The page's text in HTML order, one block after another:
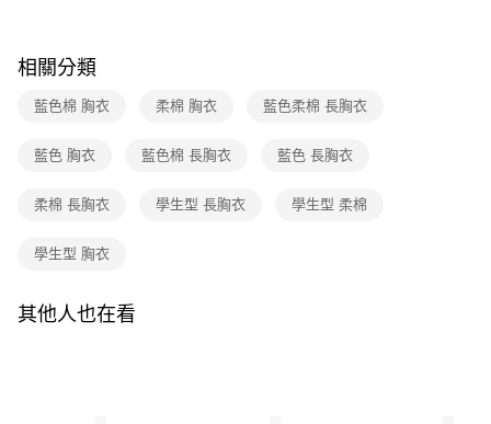
海外
相關分類
藍色棉 胸衣 柔棉 胸衣 藍色柔棉 長胸衣
藍色 胸衣 藍色棉 長胸衣 藍色 長胸衣
柔棉 長胸衣 學生型 長胸衣 學生型 柔棉
學生型 胸衣
其他人也在看